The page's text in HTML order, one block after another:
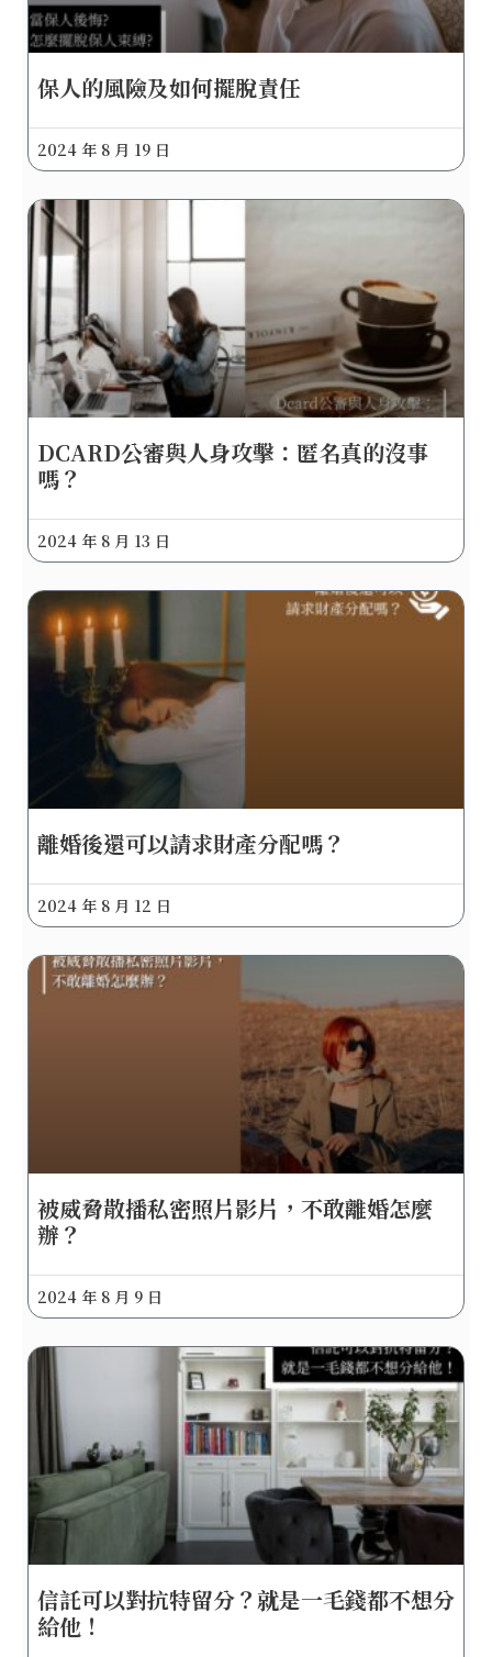
保人的風險及如何擺脫責任
2024 年 8 月 19 日
DCARD公審與人身攻擊：匿名真的沒事
嗎？
2024 年 8 月 13 日
離婚後還可以請求財產分配嗎？
2024 年 8 月 12 日
被威脅散播私密照片影片，不敢離婚怎麼
辦？
2024 年 8 月 9 日
信託可以對抗特留分？就是一毛錢都不想分
給他！